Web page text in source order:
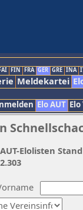
FIN FRA GER GRE INA
Meldekartei
Elo AUT
AUT-Elolisten
2.303